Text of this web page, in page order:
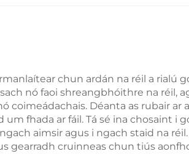
chun ardán na réil a rialú
nó faoi shreangbhóithre na réil,
Déanta as rubair ar
fhada ar fáil. Tá sé ina chosaint i
aimsir agus i ngach staid na réil.
gearradh cruinneas chun tiús